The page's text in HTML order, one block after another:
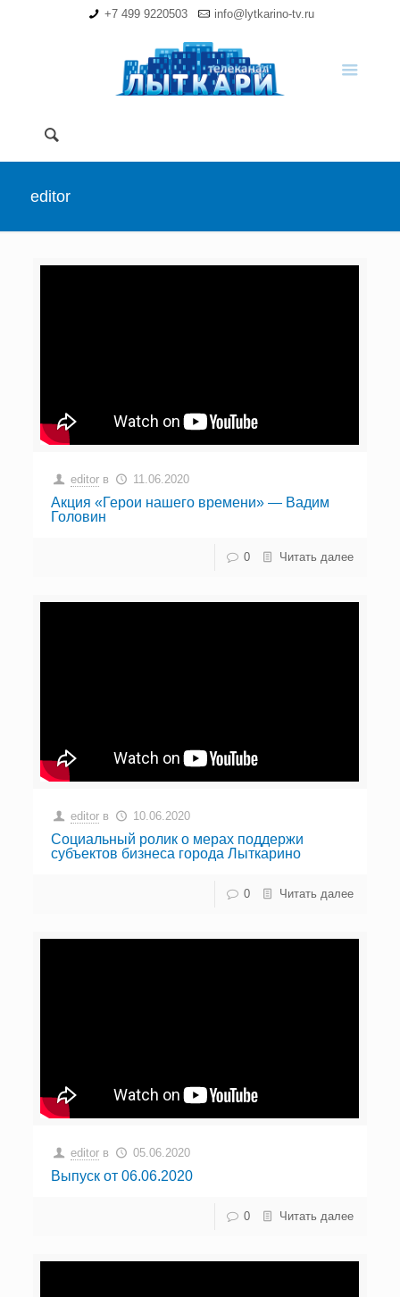
+7 499 9220503 info@lytkarino-tv.ru
editor
editor в 11.06.2020
Акция «Герои нашего времени» — Вадим
Головин
0 Читать далее
editor в 10.06.2020
Социальный ролик о мерах поддержи
субъектов бизнеса города Лыткарино
0 Читать далее
editor в 05.06.2020
Выпуск от 06.06.2020
0 Читать далее